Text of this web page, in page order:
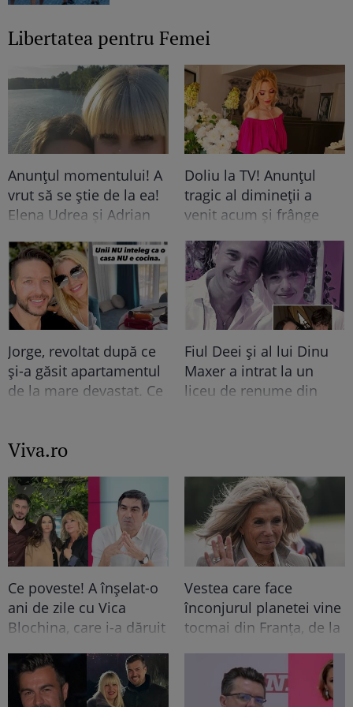
Libertatea pentru Femei
Anunțul momentului! A
vrut să se știe de la ea!
Elena Udrea și Adrian
de relație și un copil
rupt din soare au...
Doliu la TV! Anunțul
tragic al dimineții a
venit acum și frânge
prezentatoarea TV care
ani de zile ne-a adus
știri de pe Litoral
Jorge, revoltat după ce
și-a găsit apartamentul
de la mare devastat. Ce
Fiul Deei și al lui Dinu
Maxer a intrat la un
liceu de renume din
Viva.ro
Ce poveste! A înșelat-o
ani de zile cu Vica
Blochina, care i-a dăruit
putut să spună acum
Victor Pițurcă despre
Vestea care face
înconjurul planetei vine
tocmai din Franța, de la
domnilor. Era un
moment de liniște în